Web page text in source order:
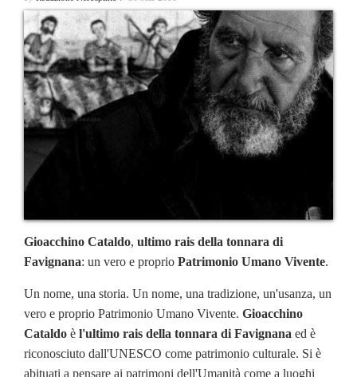
Gioacchino Cataldo, ultimo rais della tonnara di
Favignana: un vero e proprio Patrimonio Umano Vivente.
Un nome, una storia. Un nome, una tradizione, un'usanza, un
vero e proprio Patrimonio Umano Vivente. Gioacchino
Cataldo è l'ultimo rais della tonnara di Favignana ed è
riconosciuto dall'UNESCO come patrimonio culturale. Si è
abituati a pensare ai patrimoni dell'Umanità come a luoghi